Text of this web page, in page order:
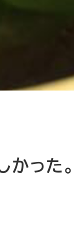
かった。